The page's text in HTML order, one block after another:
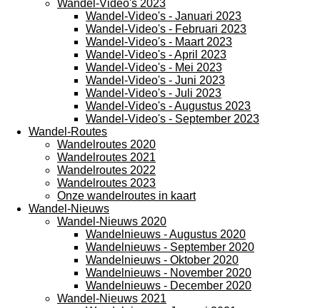
Wandel-Video's 2023
Wandel-Video's - Januari 2023
Wandel-Video's - Februari 2023
Wandel-Video's - Maart 2023
Wandel-Video's - April 2023
Wandel-Video's - Mei 2023
Wandel-Video's - Juni 2023
Wandel-Video's - Juli 2023
Wandel-Video's - Augustus 2023
Wandel-Video's - September 2023
Wandel-Routes
Wandelroutes 2020
Wandelroutes 2021
Wandelroutes 2022
Wandelroutes 2023
Onze wandelroutes in kaart
Wandel-Nieuws
Wandel-Nieuws 2020
Wandelnieuws - Augustus 2020
Wandelnieuws - September 2020
Wandelnieuws - Oktober 2020
Wandelnieuws - November 2020
Wandelnieuws - December 2020
Wandel-Nieuws 2021